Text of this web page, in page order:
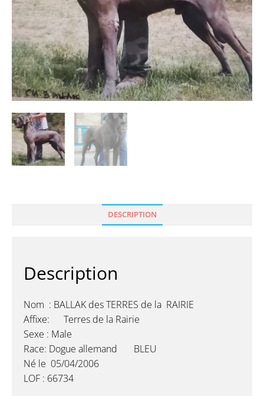
DESCRIPTION
Description
Nom : BALLAK des TERRES de la RAIRIE
Affixe: Terres de la Rairie
Sexe : Male
Race: Dogue allemand BLEU
Né le 05/04/2006
LOF : 66734